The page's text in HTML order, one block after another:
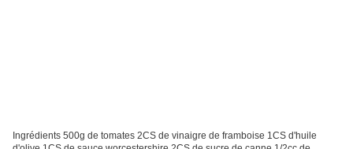
Ingrédients 500g de tomates 2CS de vinaigre de framboise 1CS d'huile